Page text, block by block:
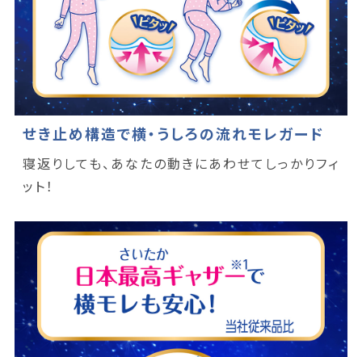
せき止め構造で横・うしろの流れモレガード
寝返りしても、あなたの動きにあわせてしっかりフィ
ット！